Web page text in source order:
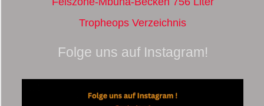
Tropheops Verzeichnis
Folge uns auf Instagram!